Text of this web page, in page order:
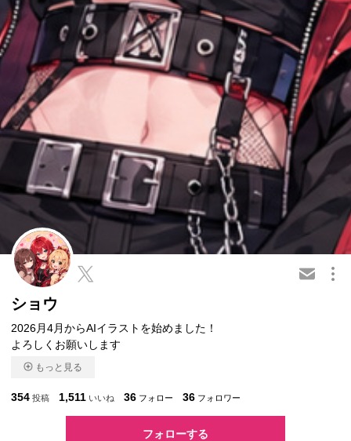
ショウ
2026月4月からAIイラストを始めました！
よろしくお願いします
もっと見る
354 投稿 1,511 いいね 36 フォロー 36 フォロワー
フォローする